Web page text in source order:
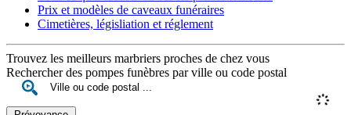
Prix et modèles de caveaux funéraires
Cimetières, législiation et réglement
Trouvez les meilleurs marbriers proches de chez vous
Rechercher des pompes funèbres par ville ou code postal